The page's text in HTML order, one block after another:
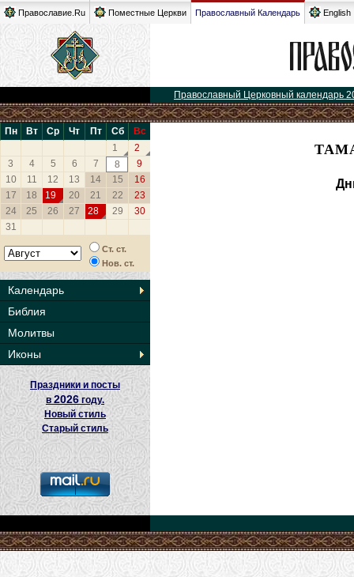
Православие.Ru Поместные Церкви Православный Календарь English
Православный Церковный календарь
Пн Вт Ср Чт Пт Сб
Вс
1
2
3
4 5 6 7 8
9
10
11 12 13 14 15
16
17
18 19 20 21 22
23
24
25 26 27 28 29
30
31
Ст. ст.
Нов. ст.
Календарь
Библия
Молитвы
Иконы
Праздники и посты
в2026 году.
Новый стиль
Старый стиль